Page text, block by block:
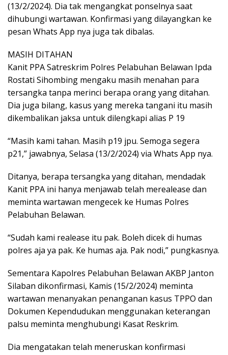
(13/2/2024). Dia tak mengangkat ponselnya saat
dihubungi wartawan. Konfirmasi yang dilayangkan ke
pesan Whats App nya juga tak dibalas.
MASIH DITAHAN
Kanit PPA Satreskrim Polres Pelabuhan Belawan Ipda
Rostati Sihombing mengaku masih menahan para
tersangka tanpa merinci berapa orang yang ditahan.
Dia juga bilang, kasus yang mereka tangani itu masih
dikembalikan jaksa untuk dilengkapi alias P 19
“Masih kami tahan. Masih p19 jpu. Semoga segera
p21,” jawabnya, Selasa (13/2/2024) via Whats App nya.
Ditanya, berapa tersangka yang ditahan, mendadak
Kanit PPA ini hanya menjawab telah merealease dan
meminta wartawan mengecek ke Humas Polres
Pelabuhan Belawan.
“Sudah kami realease itu pak. Boleh dicek di humas
polres aja ya pak. Ke humas aja. Pak nodi,” pungkasnya.
Sementara Kapolres Pelabuhan Belawan AKBP Janton
Silaban dikonfirmasi, Kamis (15/2/2024) meminta
wartawan menanyakan penanganan kasus TPPO dan
Dokumen Kependudukan menggunakan keterangan
palsu meminta menghubungi Kasat Reskrim.
Dia mengatakan telah meneruskan konfirmasi